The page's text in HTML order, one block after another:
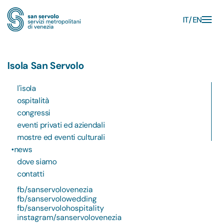
Skip to main content
IT EN
Isola San Servolo
l'isola
ospitalità
congressi
eventi privati ed aziendali
mostre ed eventi culturali
news
dove siamo
contatti
fb/sanservolovenezia
fb/sanservolowedding
fb/sanservolohospitality
instagram/sanservolovenezia